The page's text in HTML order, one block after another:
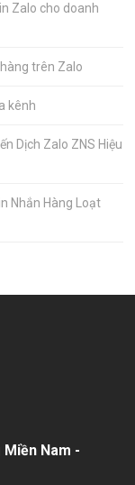
Zalo cho doanh
trên Zalo
kênh
Dịch Zalo ZNS Hiệu
Nhắn Hàng Loạt
Nam -